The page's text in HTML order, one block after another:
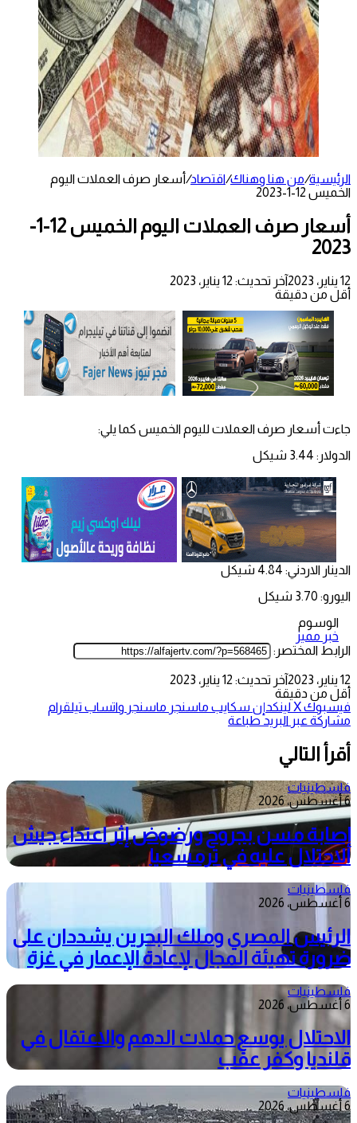
الرئيسية/من هنا وهناك/اقتصاد/أسعار صرف العملات اليوم
الخميس 12-1-2023
أسعار صرف العملات اليوم الخميس 12-1-
2023
12 يناير، 2023
آخر تحديث: 12 يناير، 2023
أقل من دقيقة
جاءت أسعار صرف العملات لليوم الخميس كما يلي:
الدولار: 3.44 شيكل
الدينار الاردني: 4.84 شيكل
اليورو: 3.70 شيكل
الوسوم
خبر مميز
الرابط المختصر:
12 يناير، 2023
آخر تحديث: 12 يناير، 2023
أقل من دقيقة
فيسبوك‫Xلينكدإن سكايب ماسنجر ماسنجر واتساب تيلقرام
مشاركة عبر البريد طباعة
أقرأ التالي
فلسطينيات
6 أغسطس، 2026
إصابة مسن بجروح ورضوض إثر اعتداء جيش
الاحتلال عليه في ترمسعيا
فلسطينيات
6 أغسطس، 2026
الرئيس المصري وملك البحرين يشددان على
ضرورة تهيئة المجال لإعادة الإعمار في غزة
فلسطينيات
6 أغسطس، 2026
الاحتلال يوسع حملات الدهم والاعتقال في
قلنديا وكفر عقب
فلسطينيات
6 أغسطس، 2026